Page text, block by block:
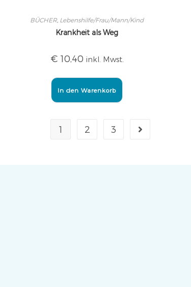
BÜCHER, Lebenshilfe/Frau/Mann/Kind
Krankheit als Weg
€ 10,40 inkl. Mwst.
In den Warenkorb
1 2 3